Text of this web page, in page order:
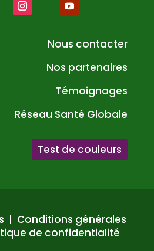
Nous contacter
Nos partenaires
Témoignages
Réseau Santé Globale
Test de couleurs
| Conditions générales
de confidentialité